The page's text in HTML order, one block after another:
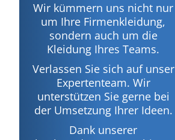
Wir kümmern uns nicht nur
um Ihre Firmenkleidung,
sondern auch um die
Kleidung Ihres Teams.
Verlassen Sie sich auf unser
Expertenteam. Wir
unterstützen Sie gerne bei
der Umsetzung Ihrer Ideen.
Dank unserer